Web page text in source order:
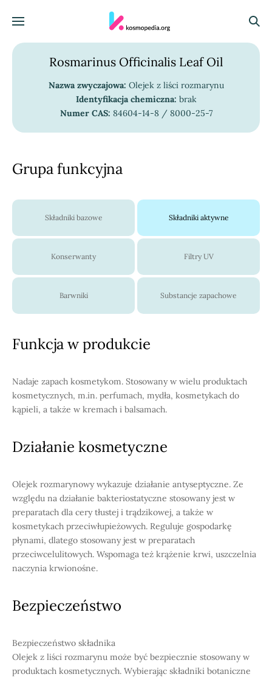
Menu
Rosmarinus Officinalis Leaf Oil
Nazwa zwyczajowa: Olejek z liści rozmarynu
Identyfikacja chemiczna: brak
Numer CAS: 84604-14-8 / 8000-25-7
Grupa funkcyjna
Składniki bazowe Składniki aktywne
Konserwanty Filtry UV
Barwniki Substancje zapachowe
Funkcja w produkcie
Nadaje zapach kosmetykom. Stosowany w wielu produktach
kosmetycznych, m.in. perfumach, mydła, kosmetykach do
kąpieli, a także w kremach i balsamach.
Działanie kosmetyczne
Olejek rozmarynowy wykazuje działanie antyseptyczne. Ze
względu na działanie bakteriostatyczne stosowany jest w
preparatach dla cery tłustej i trądzikowej, a także w
kosmetykach przeciwłupieżowych. Reguluje gospodarkę
płynami, dlatego stosowany jest w preparatach
przeciwcelulitowych. Wspomaga też krążenie krwi, uszczelnia
naczynia krwionośne.
Bezpieczeństwo
Bezpieczeństwo składnika
Olejek z liści rozmarynu może być bezpiecznie stosowany w
produktach kosmetycznych. Wybierając składniki botaniczne